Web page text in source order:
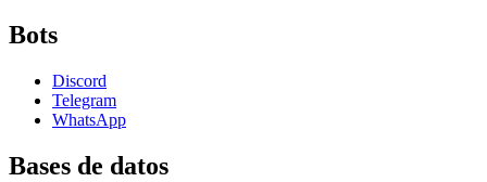
Bots
Discord
Telegram
WhatsApp
Bases de datos